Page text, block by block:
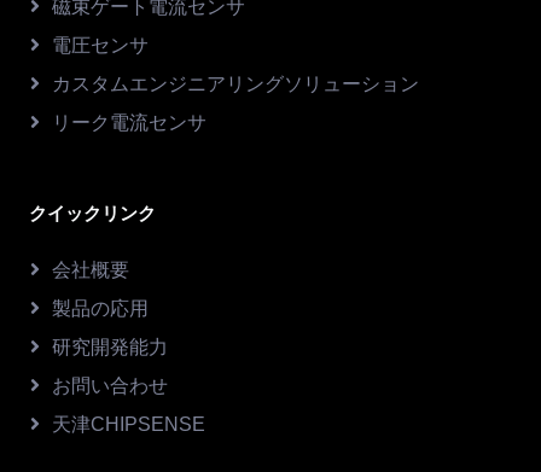
磁束ゲート電流センサ
電圧センサ
カスタムエンジニアリングソリューション
リーク電流センサ
クイックリンク
会社概要
製品の応用
研究開発能力
お問い合わせ
天津CHIPSENSE